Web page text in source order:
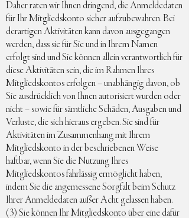
Daher raten wir Ihnen dringend, die Anmeldedaten
für Ihr Mitgliedskonto sicher aufzubewahren. Bei
derartigen Aktivitäten kann davon ausgegangen
werden, dass sie für Sie und in Ihrem Namen
erfolgt sind und Sie können allein verantwortlich für
diese Aktivitäten sein, die im Rahmen Ihres
Mitgliedskontos erfolgen – unabhängig davon, ob
Sie ausdrücklich von Ihnen autorisiert wurden oder
nicht – sowie für sämtliche Schäden, Ausgaben und
Verluste, die sich hieraus ergeben. Sie sind für
Aktivitäten im Zusammenhang mit Ihrem
Mitgliedskonto in der beschriebenen Weise
haftbar, wenn Sie die Nutzung Ihres
Mitgliedskontos fahrlässig ermöglicht haben,
indem Sie die angemessene Sorgfalt beim Schutz
Ihrer Anmeldedaten außer Acht gelassen haben.
(3) Sie können Ihr Mitgliedskonto über eine dafür